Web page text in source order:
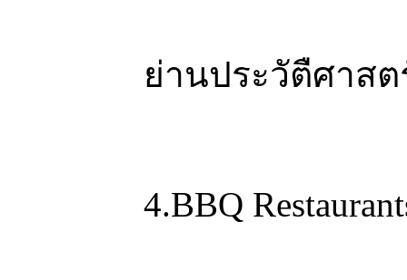
ย่านประวัตืศาสต
4.BBQ